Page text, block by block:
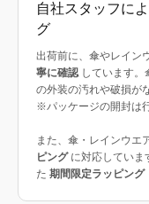
自社スタッフに
グ
出荷前に、傘やレイン
寧に確認しています。
の外装の汚れや破損が
※パッケージの開封は
また、傘・レインウエ
ピングに対応していま
た 期間限定ラッピング